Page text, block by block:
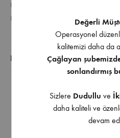
KATEGORILER
ETIKETLER
ÇEKMECE GRUBU ,
EK BILGI
Bu tandem çift açılım
Mutfak donanımlarınızı
için mükemmel bir
Değerli
Operasyonel
kalitemizi daha da
Çağlayan
sonlandırmış
Sizlere Dudullu ve
daha kaliteli ve
devam